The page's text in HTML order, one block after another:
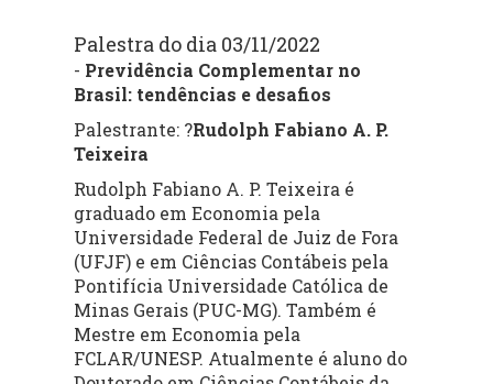
Palestra do dia 03/11/2022
- Previdência Complementar no
Brasil: tendências e desafios
Palestrante: ?Rudolph Fabiano A. P.
Teixeira
Rudolph Fabiano A. P. Teixeira é
graduado em Economia pela
Universidade Federal de Juiz de Fora
(UFJF) e em Ciências Contábeis pela
Pontifícia Universidade Católica de
Minas Gerais (PUC-MG). Também é
Mestre em Economia pela
FCLAR/UNESP. Atualmente é aluno do